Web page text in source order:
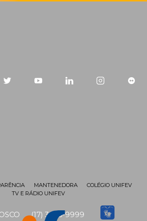
(17) 3405-9999
MANTENEDORA
COLÉGIO UNIFEV
TV E RÁDIO UNIFEV